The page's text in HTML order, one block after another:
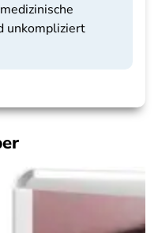
unkompliziert